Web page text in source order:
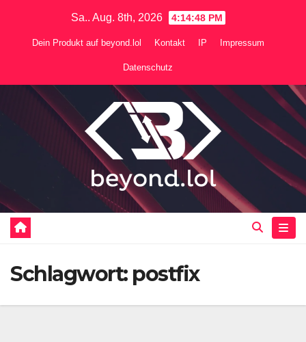
Sa.. Aug. 8th, 2026 4:14:48 PM
Dein Produkt auf beyond.lol Kontakt IP Impressum
Datenschutz
Schlagwort: postfix